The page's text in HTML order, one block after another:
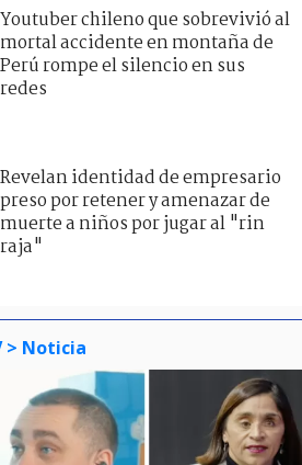
Youtuber chileno que sobrevivió al
mortal accidente en montaña de
Perú rompe el silencio en sus
redes
Revelan identidad de empresario
preso por retener y amenazar de
muerte a niños por jugar al "rin
raja"
> Noticia